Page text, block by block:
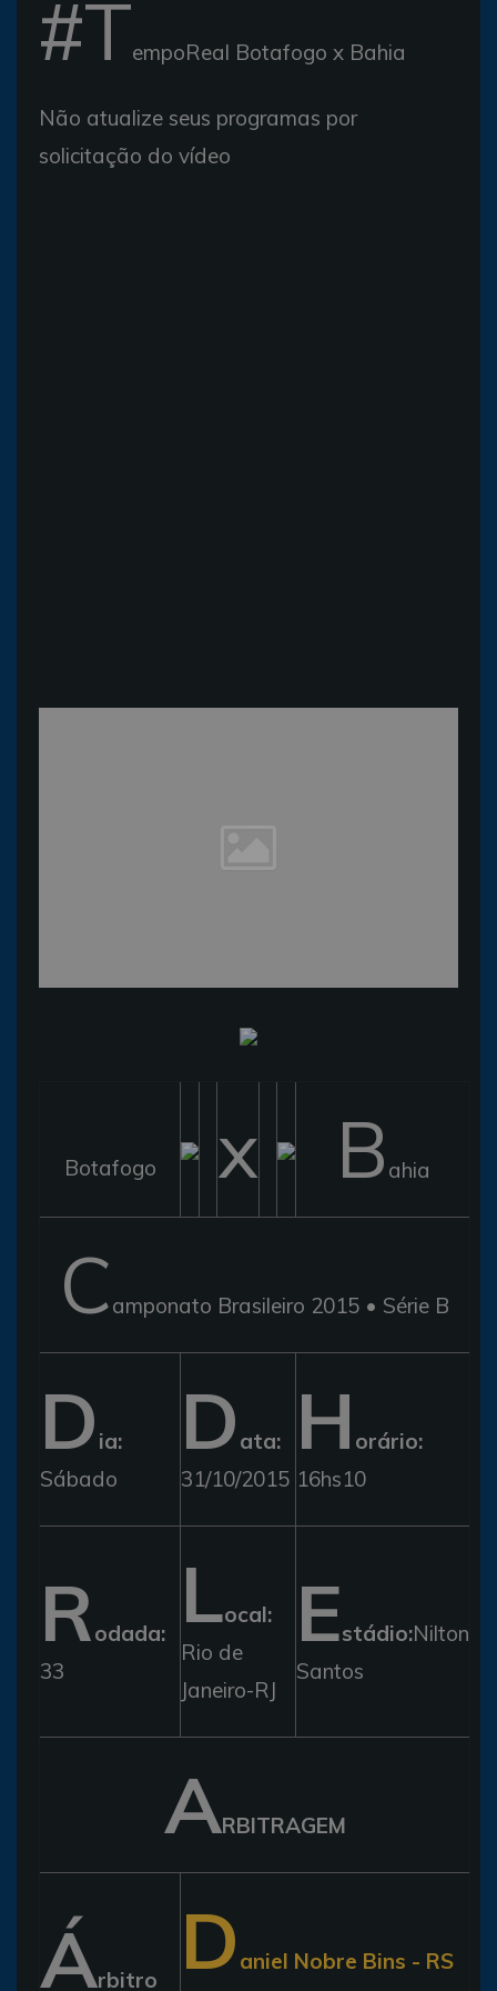
#TempoReal Botafogo x Bahia
Não atualize seus programas por
solicitação do vídeo
Botafogo x B ahia
Camponato Brasileiro 2015 • Série B
D ia:
Sábado
D ata:
31/10/2015
H orário:
16hs10
Rodada:
33
Local:
Rio de
Janeiro-RJ
Estádio:Nilton
Santos
ARBITRAGEM
Árbitro D aniel Nobre Bins - RS